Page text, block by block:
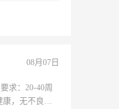
08月07日
求：20-40周
康，无不良嗜